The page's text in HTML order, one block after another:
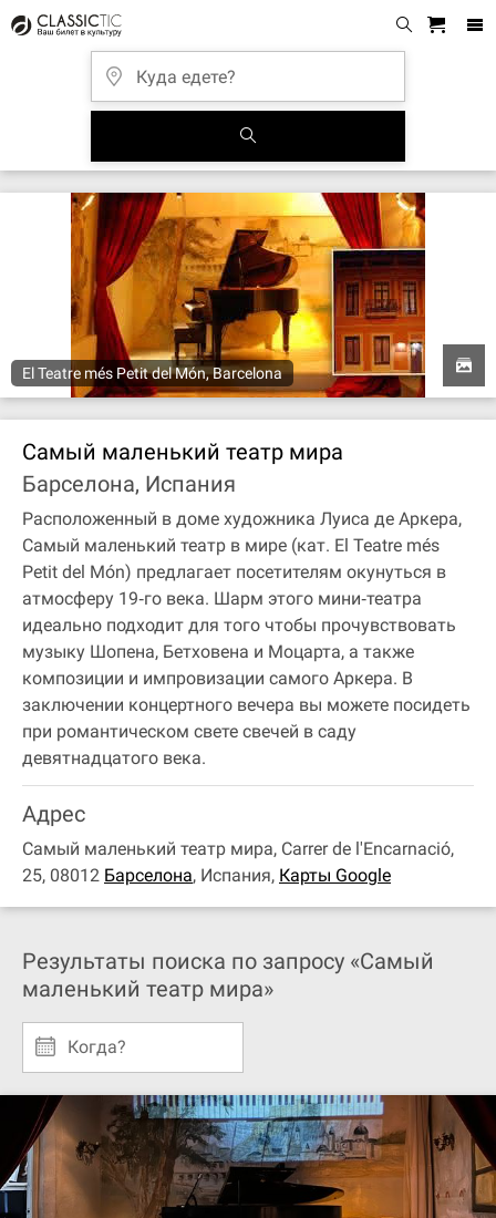
El Teatre més Petit del Món, Barcelona
Самый маленький театр мира
Барселона, Испания
Расположенный в доме художника Луиса де Аркера,
Самый маленький театр в мире (кат. El Teatre més
Petit del Món) предлагает посетителям окунуться в
атмосферу 19‐го века. Шарм этого мини‐театра
идеально подходит для того чтобы прочувствовать
музыку Шопена, Бетховена и Моцарта, а также
композиции и импровизации самого Аркера. В
заключении концертного вечера вы можете посидеть
при романтическом свете свечей в саду
девятнадцатого века.
Адрес
Самый маленький театр мира, Carrer de l'Encarnació,
25, 08012 Барселона, Испания, Карты Google
Результаты поиска по запросу «Самый
маленький театр мира»
Когда?